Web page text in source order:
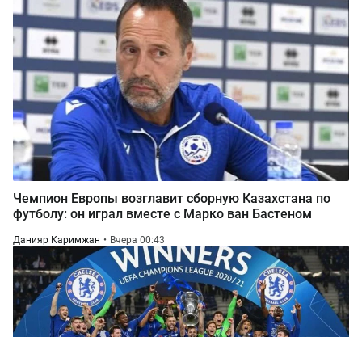
Чемпион Европы возглавит сборную Казахстана по
футболу: он играл вместе с Марко ван Бастеном
Данияр Каримжан Вчера 00:43